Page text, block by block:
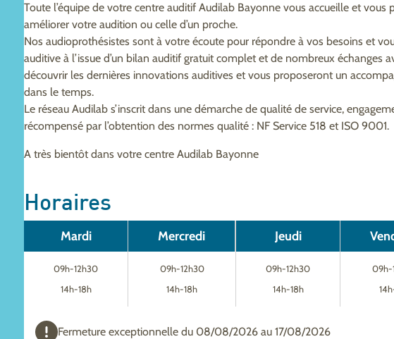
Toute l’équipe de votre centre auditif Audilab Bayonne vous accueille et
améliorer votre audition ou celle d’un proche.
Nos audioprothésistes sont à votre écoute pour répondre à vos besoins et
auditive à l’issue d’un bilan auditif gratuit complet et de nombreux échanges
découvrir les dernières innovations auditives et vous proposeront un
dans le temps.
Le réseau Audilab s’inscrit dans une démarche de qualité de service,
récompensé par l’obtention des normes qualité : NF Service 518 et ISO 9001.
A très bientôt dans votre centre Audilab Bayonne
Horaires
Mardi
09h-12h30
14h-18h
Mercredi
09h-12h30
14h-18h
Jeudi
09h-12h30
14h-18h
09h-
Fermeture exceptionnelle du 08/08/2026 au 17/08/2026